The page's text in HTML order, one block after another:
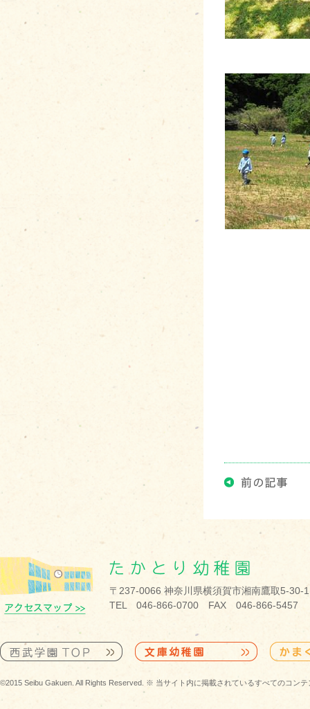
〒237-0066 神奈川県横須賀市湘南鷹取5-30-1
TEL 046-866-0700 FAX 046-866-5457
©2015 Seibu Gakuen. All Rights Reserved. ※ 当サイト内に掲載されているすべてのコン